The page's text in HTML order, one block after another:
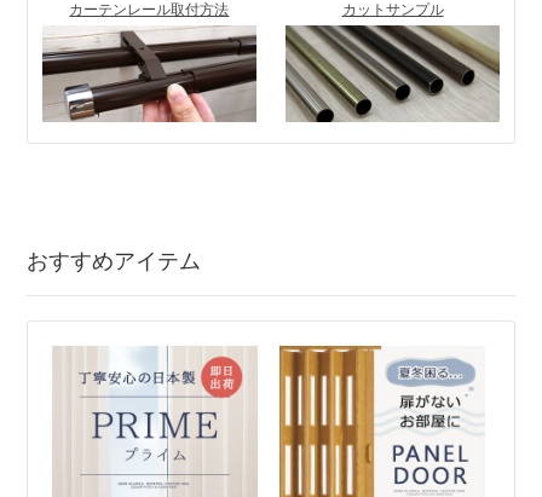
カーテンレール取付方法 カットサンプル
おすすめアイテム